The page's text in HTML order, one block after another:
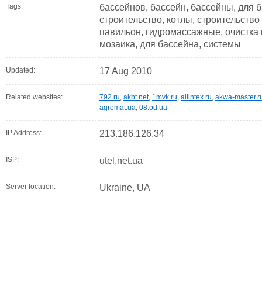
Tags:
бассейнов, бассейн, бассейны, для
строительство, котлы,
павильон, гидромассажные,
мозаика, для бассейна, системы
Updated: 17 Aug 2010
Related websites: 792.ru, akbt.net, 1mvk.ru, allintex.ru, akwa-
agromat.ua, 08.od.ua
IP Address: 213.186.126.34
ISP: utel.net.ua
Server location: Ukraine, UA